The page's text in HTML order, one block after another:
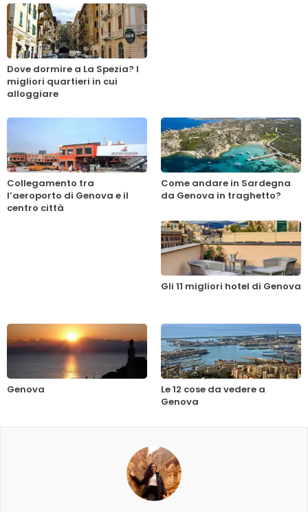
Dove dormire a La Spezia? I
migliori quartieri in cui
alloggiare
Collegamento tra
l’aeroporto di Genova e il
centro città
Come andare in Sardegna
da Genova in traghetto?
Gli 11 migliori hotel di Genova
Genova
Le 12 cose da vedere a
Genova